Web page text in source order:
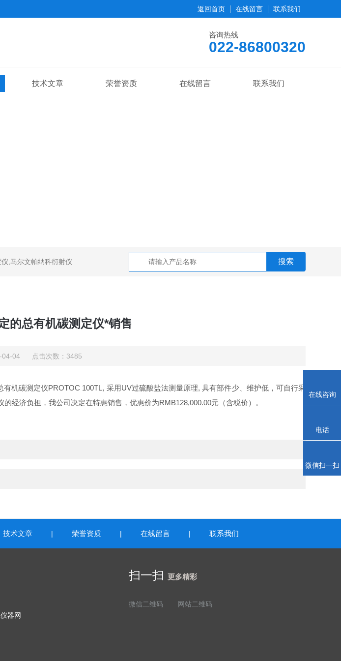
返回首页 在线留言 联系我们
咨询热线
022-86800320
技术文章 荣誉资质 在线留言 联系我们
马尔文帕纳科衍射仪
的总有机碳测定仪*销售
04-04 点击次数：3485
有机碳测定仪PROTOC 100TL, 采用UV过硫酸盐法测量原理,具有部件少、维护低，可自行采
的经济负担，我公司决定在特惠销售，优惠价为RMB128,000.00元（含税价）。
技术文章 | 荣誉资质 | 在线留言 | 联系我们
器网
扫一扫 更多精彩
微信二维码 网站二维码
在线咨询
电话
微信扫一扫